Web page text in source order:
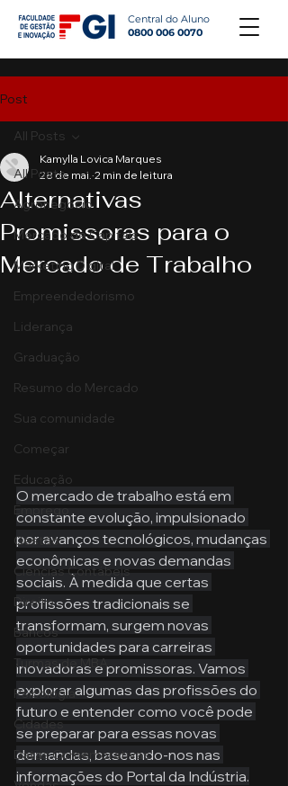
Central do Aluno
0800 006 0070
Post
All Posts
Agronegócio
Mercado de Capitais
Marketing Digital
Empreendedorismo
Liderança
Graduação
Resumo do Mercado
Sua comunidade
Começar
Educação
Emprego
Gestão
Ciências Contábeis
Direito
Bancos
Turmas de MBA
Psicologia
Cidades
Datas Comemorativas
All Posts
Alternativas
Promissoras para o
Mercado de Trabalho
Kamylla Lovica Marques
28 de mai. 2 min de leitura
O mercado de trabalho está em
constante evolução, impulsionado
por avanços tecnológicos, mudanças
econômicas e novas demandas
sociais. À medida que certas
profissões tradicionais se
transformam, surgem novas
oportunidades para carreiras
inovadoras e promissoras. Vamos
explorar algumas das profissões do
futuro e entender como você pode
se preparar para essas novas
demandas, baseando-nos nas
informações do Portal da Indústria.